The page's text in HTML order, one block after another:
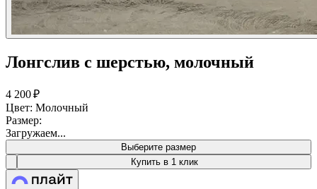
Лонгслив с шерстью, молочный
4 200 ₽
Цвет: Молочный
Размер:
Загружаем...
Выберите размер
Купить в 1 клик